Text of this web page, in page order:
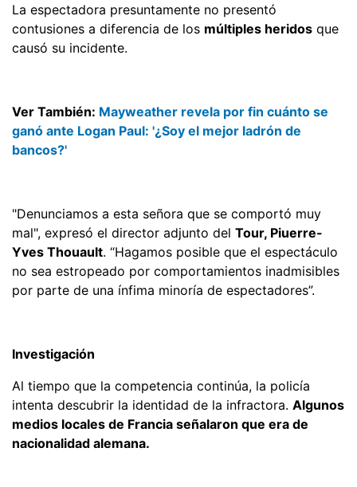
La espectadora presuntamente no presentó
contusiones a diferencia de los múltiples heridos que
causó su incidente.
Ver También: Mayweather revela por fin cuánto se
ganó ante Logan Paul: '¿Soy el mejor ladrón de
bancos?'
"Denunciamos a esta señora que se comportó muy
mal", expresó el director adjunto del Tour, Piuerre-
Yves Thouault. “Hagamos posible que el espectáculo
no sea estropeado por comportamientos inadmisibles
por parte de una ínfima minoría de espectadores”.
Investigación
Al tiempo que la competencia continúa, la policía
intenta descubrir la identidad de la infractora. Algunos
medios locales de Francia señalaron que era de
nacionalidad alemana.